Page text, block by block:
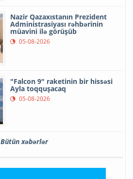
Nazir Qazaxıstanın Prezident
Administrasiyası rəhbərinin
müavini ilə görüşüb
05-08-2026
"Falcon 9" raketinin bir hissəsi
Ayla toqquşacaq
05-08-2026
Bütün xəbərlər